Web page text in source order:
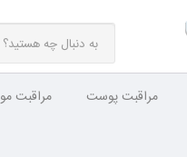
مراقبت پوست مراقبت مو